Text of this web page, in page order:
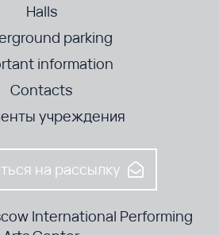
Halls
parking
information
Contacts
учреждения
на рассылку
International Performing